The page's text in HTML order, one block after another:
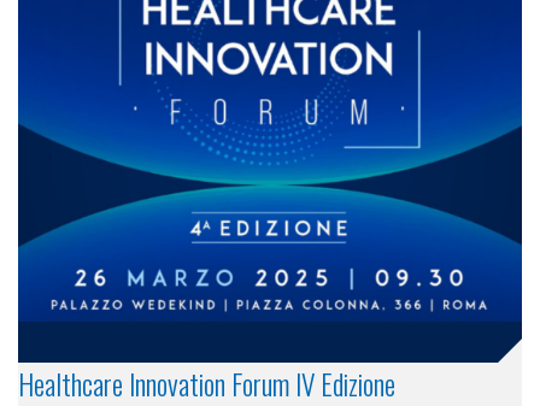
Healthcare Innovation Forum IV Edizione